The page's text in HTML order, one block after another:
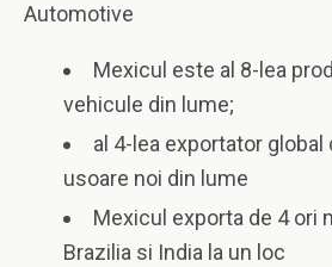
Automotive
Mexicul este al 8-lea
vehicule din lume;
al 4-lea exportator global
usoare noi din lume
Mexicul exporta de 4 ori
Brazilia si India la un loc